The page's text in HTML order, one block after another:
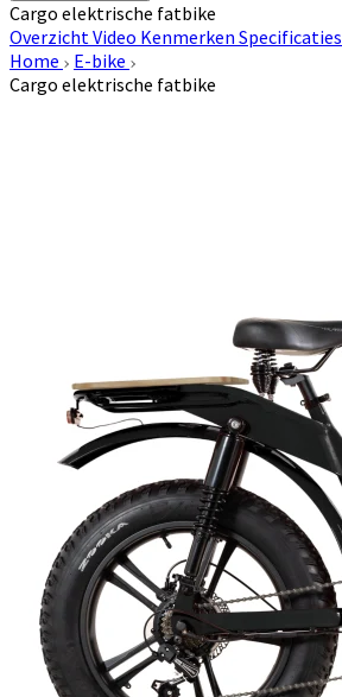
Cargo elektrische fatbike
OverzichtVideo Kenmerken Specificaties
Home
E-bike
Cargo elektrische fatbike